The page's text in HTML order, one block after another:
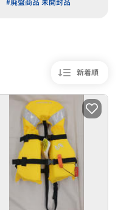
#廃盤商品 未開封品
新着順